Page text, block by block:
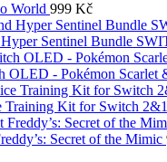
World 999 Kč
Sentinel Bundle
OLED - Pokémon Scarlet
Training Kit for Switch 2&1
Secret of the Mimic